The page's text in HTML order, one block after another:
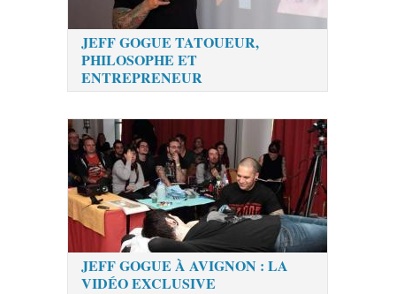
JEFF GOGUE TATOUEUR,
PHILOSOPHE ET
ENTREPRENEUR
JEFF GOGUE À AVIGNON : LA
VIDÉO EXCLUSIVE